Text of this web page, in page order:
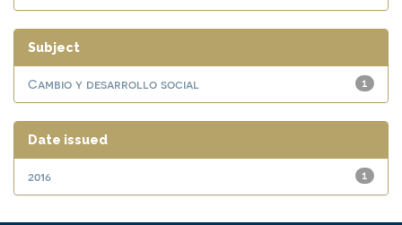
Subject
1
Cambio y desarrollo social
Date issued
1
2016